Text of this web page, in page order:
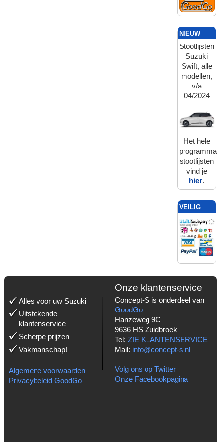
NIEUW
Stootlijsten
Suzuki
Swift, alle
modellen,
v/a
04/2024
Het hele
programma
stootlijsten
vind je
hier.
VEILIG
BETALEN
MET:
Alles voor uw Suzuki
Uitstekende
klantenservice
Scherpe prijzen
Vakmanschap!
Algemene voorwaarden
Privacybeleid GoodGo
Onze klantenservice
Concept-S is onderdeel van
GoodGo
Hanzeweg 9C
9636 HS Zuidbroek
Tel: ZIE KLANTENSERVICE
Mail: info@concept-s.nl
Volg ons op Twitter
Onze Facebookpagina